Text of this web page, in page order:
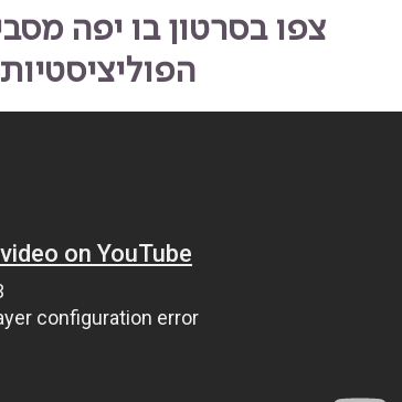
צפו בסרטון בו יפה